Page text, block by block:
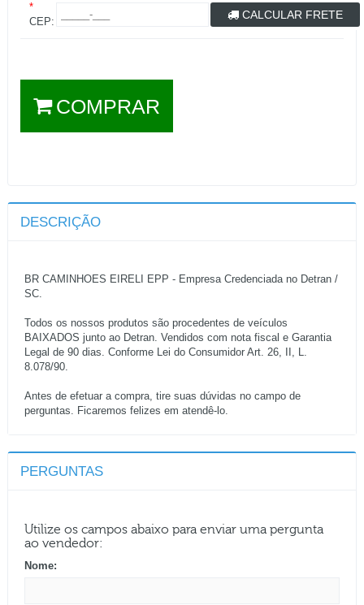
*
CEP:
CALCULAR FRETE
COMPRAR
DESCRIÇÃO
BR CAMINHOES EIRELI EPP - Empresa Credenciada no Detran /
SC.
Todos os nossos produtos são procedentes de veículos
BAIXADOS junto ao Detran. Vendidos com nota fiscal e Garantia
Legal de 90 dias. Conforme Lei do Consumidor Art. 26, II, L.
8.078/90.
Antes de efetuar a compra, tire suas dúvidas no campo de
perguntas. Ficaremos felizes em atendê-lo.
PERGUNTAS
Utilize os campos abaixo para enviar uma pergunta
ao vendedor:
Nome: